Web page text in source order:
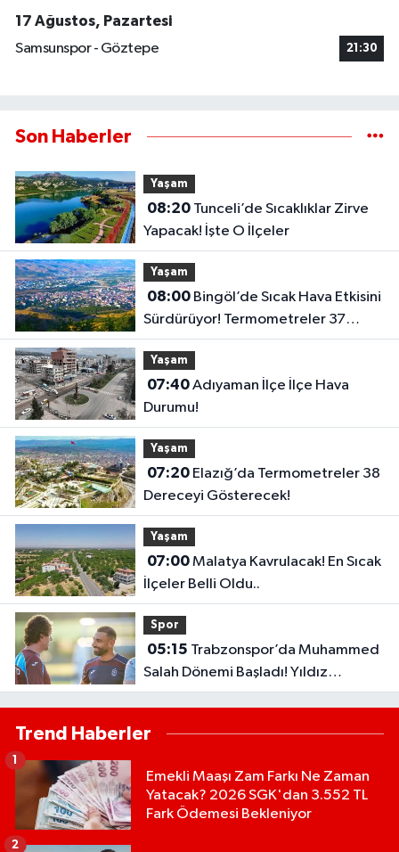
17 Ağustos, Pazartesi
Samsunspor - Göztepe
21:30
Son Haberler
Yaşam
08:20Tunceli’de Sıcaklıklar Zirve
Yapacak! İşte O İlçeler
Yaşam
08:00Bingöl’de Sıcak Hava Etkisini
Sürdürüyor! Termometreler 37
Dereceyi Görecek..
Yaşam
07:40Adıyaman İlçe İlçe Hava
Durumu!
Yaşam
07:20Elazığ’da Termometreler 38
Dereceyi Gösterecek!
Yaşam
07:00Malatya Kavrulacak! En Sıcak
İlçeler Belli Oldu..
Spor
05:15
Salah Dönemi Başladı! Yıldız
Futbolcu İlk Antrenmanına Çıktı..
Trend Haberler
Emekli Maaşı Zam Farkı Ne Zaman
Yatacak? 2026 SGK'dan 3.552 TL
Fark Ödemesi Bekleniyor
1
2